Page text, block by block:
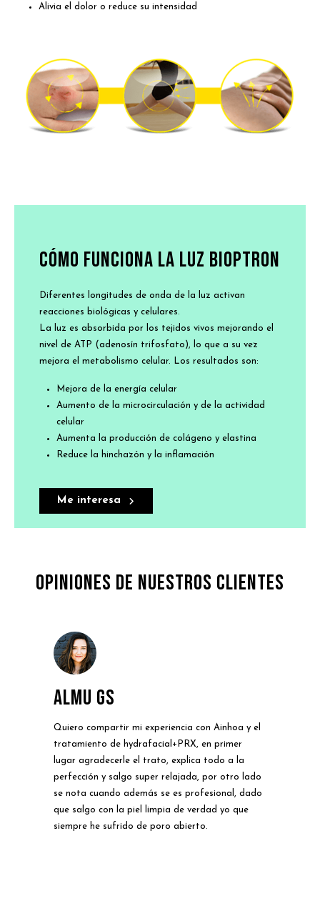
Alivia el dolor o reduce su intensidad
CÓMO FUNCIONA LA LUZ BIOPTRON
Diferentes longitudes de onda de la luz activan
reacciones biológicas y celulares.
La luz es absorbida por los tejidos vivos mejorando el
nivel de ATP (adenosín trifosfato), lo que a su vez
mejora el metabolismo celular. Los resultados son:
Mejora de la energía celular
Aumento de la microcirculación y de la actividad
celular
Aumenta la producción de colágeno y elastina
Reduce la hinchazón y la inflamación
Me interesa
Opiniones de nuestros clientes
Almu gs
Quiero compartir mi experiencia con Ainhoa y el
tratamiento de hydrafacial+PRX, en primer
lugar agradecerle el trato, explica todo a la
perfección y salgo super relajada, por otro lado
se nota cuando además se es profesional, dado
que salgo con la piel limpia de verdad yo que
siempre he sufrido de poro abierto.